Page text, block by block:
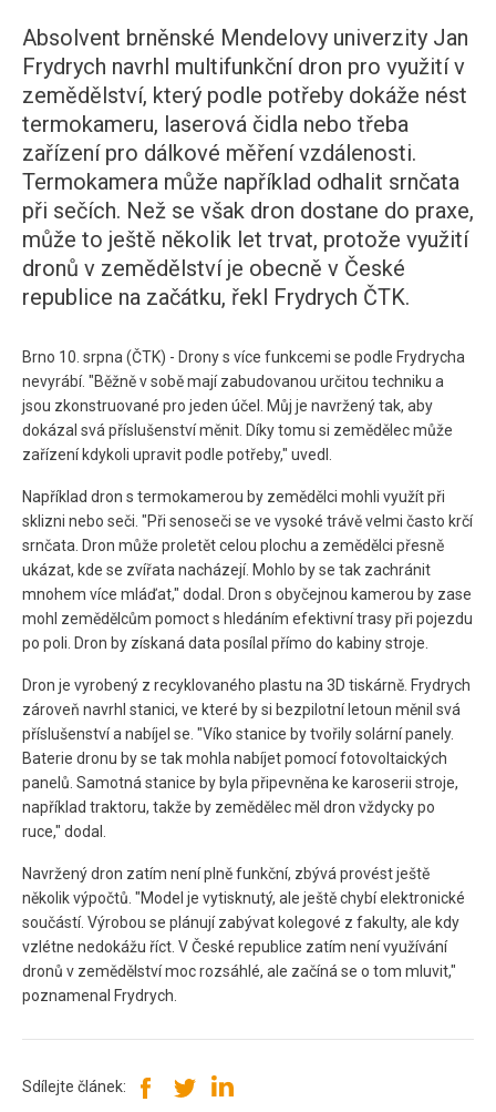
Absolvent brněnské Mendelovy univerzity Jan
Frydrych navrhl multifunkční dron pro využití v
zemědělství, který podle potřeby dokáže nést
termokameru, laserová čidla nebo třeba
zařízení pro dálkové měření vzdálenosti.
Termokamera může například odhalit srnčata
při sečích. Než se však dron dostane do praxe,
může to ještě několik let trvat, protože využití
dronů v zemědělství je obecně v České
republice na začátku, řekl Frydrych ČTK.
Brno 10. srpna (ČTK) - Drony s více funkcemi se podle Frydrycha
nevyrábí. "Běžně v sobě mají zabudovanou určitou techniku a
jsou zkonstruované pro jeden účel. Můj je navržený tak, aby
dokázal svá příslušenství měnit. Díky tomu si zemědělec může
zařízení kdykoli upravit podle potřeby," uvedl.
Například dron s termokamerou by zemědělci mohli využít při
sklizni nebo seči. "Při senoseči se ve vysoké trávě velmi často krčí
srnčata. Dron může proletět celou plochu a zemědělci přesně
ukázat, kde se zvířata nacházejí. Mohlo by se tak zachránit
mnohem více mláďat," dodal. Dron s obyčejnou kamerou by zase
mohl zemědělcům pomoct s hledáním efektivní trasy při pojezdu
po poli. Dron by získaná data posílal přímo do kabiny stroje.
Dron je vyrobený z recyklovaného plastu na 3D tiskárně. Frydrych
zároveň navrhl stanici, ve které by si bezpilotní letoun měnil svá
příslušenství a nabíjel se. "Víko stanice by tvořily solární panely.
Baterie dronu by se tak mohla nabíjet pomocí fotovoltaických
panelů. Samotná stanice by byla připevněna ke karoserii stroje,
například traktoru, takže by zemědělec měl dron vždycky po
ruce," dodal.
Navržený dron zatím není plně funkční, zbývá provést ještě
několik výpočtů. "Model je vytisknutý, ale ještě chybí elektronické
součástí. Výrobou se plánují zabývat kolegové z fakulty, ale kdy
vzlétne nedokážu říct. V České republice zatím není využívání
dronů v zemědělství moc rozsáhlé, ale začíná se o tom mluvit,"
poznamenal Frydrych.
Sdílejte článek: